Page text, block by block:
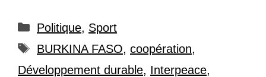
Catégories
Politique, Sport
Étiquettes
BURKINA FASO, coopération,
Développement durable, Interpeace,